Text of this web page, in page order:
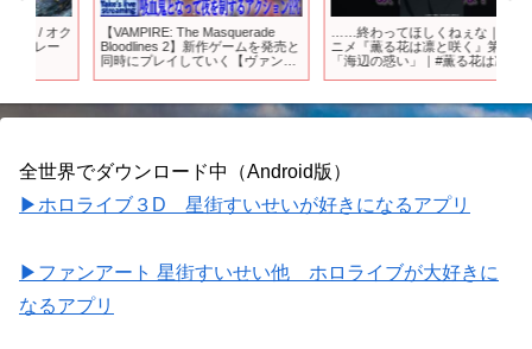
【VAMPIRE: The Masquerade
Bloodlines 2】新作ゲームを発売と
同時にプレイしていく【ヴァンパ
……終わってほしくねぇな｜TVア
ニメ『薫る花は凛と咲く』第12話
「海辺の惑い」｜#薫る花は凛と
全世界でダウンロード中（Android版）
▶ホロライブ３D 星街すいせいが好きになるアプリ
▶ファンアート 星街すいせい他 ホロライブが大好きに
なるアプリ